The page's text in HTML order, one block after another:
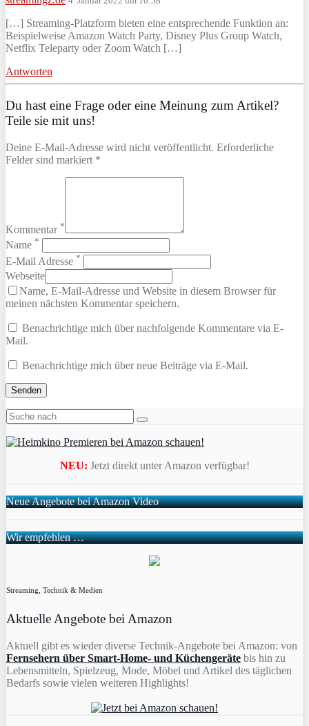
[…] Streaming-Platzform bieten eine entsprechende Funktion an:
Beispielweise Amazon Watch Party, Disney Plus Group Watch,
Netflix Teleparty oder Zoom Watch […]
Antworten
Du hast eine Frage oder eine Meinung zum Artikel?
Teile sie mit uns!
Deine E-Mail-Adresse wird nicht veröffentlicht. Erforderliche
Felder sind markiert *
Kommentar *
Name *
E-Mail Adresse *
Webseite
Name, E-Mail-Adresse und Website in diesem Browser für
meinen nächsten Kommentar speichern.
Benachrichtige mich über nachfolgende Kommentare via E-
Mail.
Benachrichtige mich über neue Beiträge via E-Mail.
NEU: Jetzt direkt unter Amazon verfügbar!
Neue Angebote bei Amazon Video
Wir empfehlen …
Streaming, Technik & Medien
Aktuelle Angebote bei Amazon
Aktuell gibt es wieder diverse Technik-Angebote bei Amazon: von
Fernsehern über Smart-Home- und Küchengeräte bis hin zu
Lebensmitteln, Spielzeug, Mode, Möbel und Artikel des täglichen
Bedarfs sowie vielen weiteren Highlights!